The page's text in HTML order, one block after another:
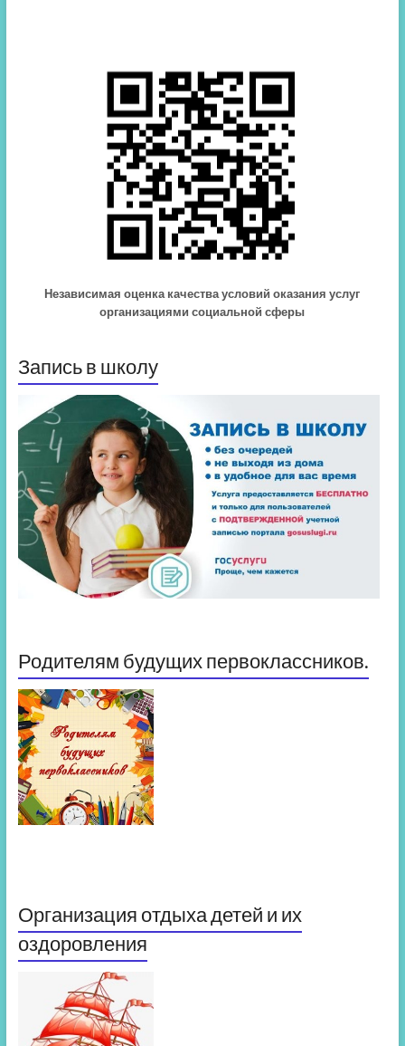
Независимая оценка качества условий оказания услуг
организациями социальной сферы
Запись в школу
Родителям будущих первоклассников.
Организация отдыха детей и их
оздоровления